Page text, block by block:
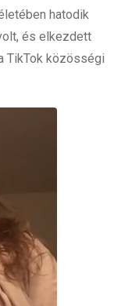
hatodik
és elkezdett
TikTok közösségi